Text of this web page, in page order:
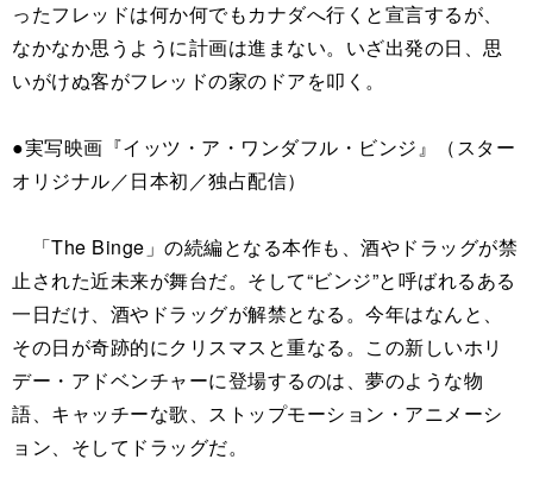
ったフレッドは何か何でもカナダへ行くと宣言するが、
なかなか思うように計画は進まない。いざ出発の日、思
いがけぬ客がフレッドの家のドアを叩く。
●実写映画『イッツ・ア・ワンダフル・ビンジ』（スター
オリジナル／日本初／独占配信）
「The Binge」の続編となる本作も、酒やドラッグが禁
止された近未来が舞台だ。そして“ビンジ”と呼ばれるある
一日だけ、酒やドラッグが解禁となる。今年はなんと、
その日が奇跡的にクリスマスと重なる。この新しいホリ
デー・アドベンチャーに登場するのは、夢のような物
語、キャッチーな歌、ストップモーション・アニメーシ
ョン、そしてドラッグだ。